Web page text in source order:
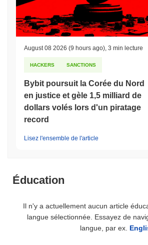
August 08 2026 (9 hours ago) 3 min lecture
HACKERS SANCTIONS
Bybit poursuit la Corée du Nord
en justice et gèle 1,5 milliard de
dollars volés lors d'un piratage
record
Lisez l'ensemble de l'article
Éducation
Il n'y a actuellement aucun article
langue sélectionnée. Essayez de
langue, par ex.